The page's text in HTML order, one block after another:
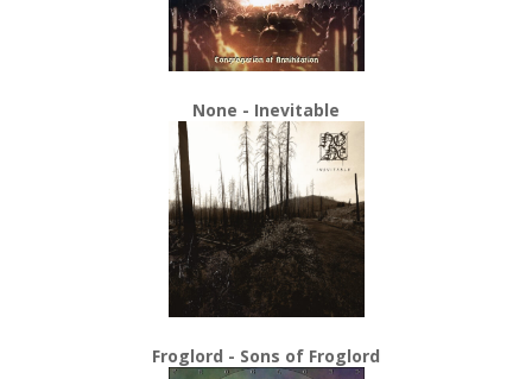
None - Inevitable
Froglord - Sons of Froglord